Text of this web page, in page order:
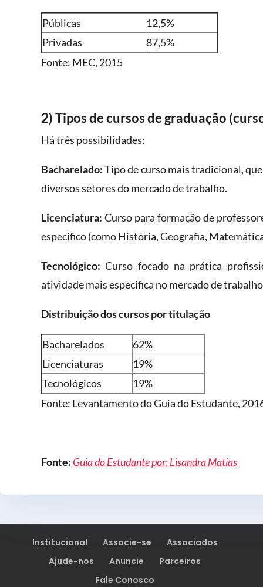
Públicas
12,5%
Privadas
87,5%
Fonte: MEC, 2015
2) Tipos de cursos de graduação
Há três possibilidades:
Bacharelado:Tipo de curso mais tradicional,
diversos setores do mercado de trabalho.
Licenciatura:Curso para formação de
específico (como História, Geografia,
Tecnológico:Curso focado na prática
atividade mais específica no mercado de
Distribuição dos cursos por titulação
Bacharelados
62%
Licenciaturas
19%
Tecnológicos
19%
Fonte: Levantamento do Guia do Estudante,
Fonte: Guia do Estudante por: Lisandra Matias
Institucional Associe-se
Associados
Ajude-nos
Anuncie
Parceiros
Fale Conosco